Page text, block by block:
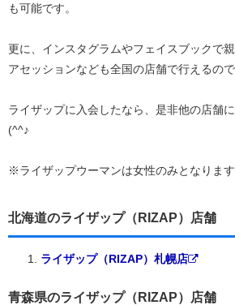
も可能です。
更に、インスタグラムやフェイスブックで
アセッションなども全国の店舗で行えるので
ライザップに入会したなら、是非他の店舗
(^^♪
※ライザップウーマンは女性のみとなります
北海道のライザップ（RIZAP）店舗
ライザップ（RIZAP）札幌店
青森県のライザップ（RIZAP）店舗